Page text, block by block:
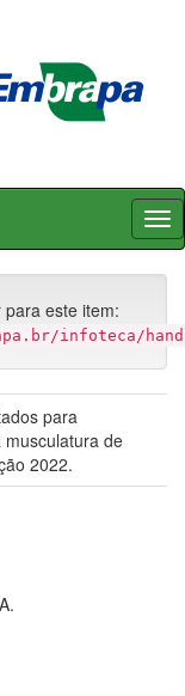
este item:
infoteca/
para
de
2022.